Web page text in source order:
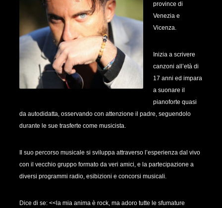
province di
Venezia e
Vicenza.
Inizia a scrivere
canzoni all’età di
17 anni ed impara
a suonare il
pianoforte quasi
da autodidatta, osservando con attenzione il padre, seguendolo
durante le sue trasferte come musicista.
Il suo percorso musicale si sviluppa attraverso l’esperienza dal vivo
con il vecchio gruppo formato da veri amici, e la partecipazione a
diversi programmi radio, esibizioni e concorsi musicali.
Dice di se: <<la mia anima è rock, ma adoro tutte le sfumature